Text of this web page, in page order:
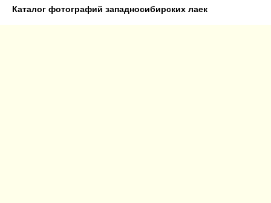
Каталог фотографий западносибирских лаек